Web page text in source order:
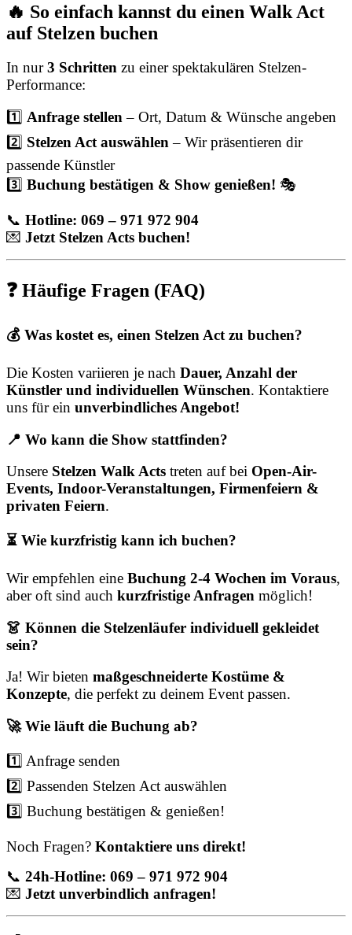
🔥 So einfach kannst du einen Walk Act
auf Stelzen buchen
In nur3 Schritten zu einer spektakulären Stelzen-
Performance:
1️⃣ Anfrage stellen– Ort, Datum & Wünsche angeben
2️⃣ Stelzen Act auswählen– Wir präsentieren dir
passende Künstler
3️⃣ Buchung bestätigen & Show genießen! 🎭
📞 Hotline: 069 – 971 972 904
💌 Jetzt Stelzen Acts buchen!
❓ Häufige Fragen (FAQ)
💰 Was kostet es, einen Stelzen Act zu buchen?
Die Kosten variieren je nach Dauer, Anzahl der
Künstler und individuellen Wünschen. Kontaktiere
uns für ein unverbindliches Angebot!
📍 Wo kann die Show stattfinden?
Unsere Stelzen Walk Acts treten auf bei Open-Air-
Events, Indoor-Veranstaltungen, Firmenfeiern &
privaten Feiern.
⏳ Wie kurzfristig kann ich buchen?
Wir empfehlen eine Buchung 2-4 Wochen im Voraus,
aber oft sind auch kurzfristige Anfragen möglich!
👗 Können die Stelzenläufer individuell gekleidet
sein?
Ja! Wir bieten maßgeschneiderte Kostüme &
Konzepte, die perfekt zu deinem Event passen.
🚀 Wie läuft die Buchung ab?
1️⃣ Anfrage senden
2️⃣ Passenden Stelzen Act auswählen
3️⃣ Buchung bestätigen & genießen!
Noch Fragen? Kontaktiere uns direkt!
📞 24h-Hotline: 069 – 971 972 904
💌 Jetzt unverbindlich anfragen!